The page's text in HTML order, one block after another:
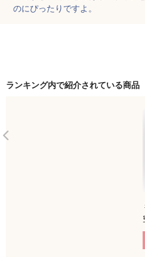
のにぴったりですよ。
ランキング内で紹介されている商品